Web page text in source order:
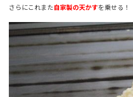
さらにこれまた自家製の天かすを乗せる！